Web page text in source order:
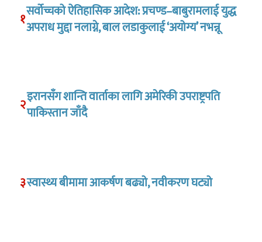
१सर्वोच्चको ऐतिहासिक आदेश: प्रचण्ड–बाबुरामलाई युद्ध
अपराध मुद्दा नलाग्ने, बाल लडाकुलाई ‘अयोग्य’ नभन्नू
२इरानसँग शान्ति वार्ताका लागि अमेरिकी उपराष्ट्रपति
पाकिस्तान जाँदै
३स्वास्थ्य बीमामा आकर्षण बढ्यो, नवीकरण घट्यो